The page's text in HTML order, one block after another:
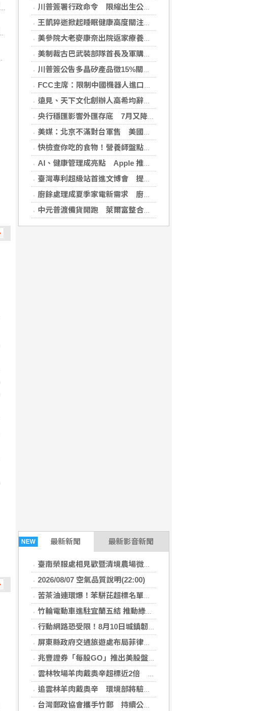
川普簽署行政命令 限縮出生公民權並禁生育旅遊
王凱猝逝掀起睡眠健康高度關注！醫籲：最危險的不是熬夜，而是「這個」錯覺
美參院大老麥康奈出院返家療養 未透露何時重返國會
美制裁古巴武裝部隊首長及軍購網絡 駐中俄武官在列
川普簽公告多晶矽產品徵15%關稅 設定最低進口價
FCC主席：限制中國機器人進口 旨在提振美國產能
遠見、天下文化創辦人高希均辭世 留下華人世界珍貴思想遺產
央行穩匯影響外匯存底 7月又降破6000億美元
美媒：北京不滿對台軍售 美國防官員訪中受阻
快檢查你吃的食物！營養師盤點「5大反式脂肪來源」跟你想的不同
AI、健康管理成亮點 Apple 推薦多元裝置迎接父親
臺灣專利超級站首進文博會 提供免費智財諮詢助創作者護創意
廚餘處理成夏季家電新需求 廚餘機優惠搭地方補助最高省近萬元
中元普渡備貨開跑 萊爾富整合祭拜供品與民生補貨需求
NEW 最新新聞 最新影音新聞
臺南榮服處相見歡暨清境農場微旅行 幸福小榮眷圓滿築夢
2026/08/07 空氣品質說明(22:00)
苦茶油連環爆！苯駢芘超標名單再增2款 官方急令全面下架
竹輪電動車進駐宜蘭五結 推動綠能永續及高齡關懷
行動網路恐受限！8月10日城鎮韌性演習 北港警籲民眾快準備
屏東縣政府交通旅遊處布局菲律賓觀光市場 拜會航空公司與旅遊巨頭共拓國際客源
兆豐證券「每股GO」推出美股盤前交易 下午4點搶先布局
雲林牧場羊肉戴奧辛超標近2倍 問題羊全數撲殺、環境部追查牧草來源
追雲林羊肉戴奧辛 環境部將驗牧草生長處環境介質
台灣郵政協會攜手竹郵 持續公益關懷暨改善獨居長者居住環境傳遞溫暖愛心
(中央氣象局2026-08-07 17:24:51)
(台北市政府2026-08-07 17:01:00)
(匯流新聞網2026-08-07 16:09:29)